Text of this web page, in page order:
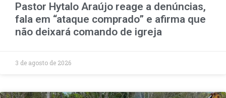
Pastor Hytalo Araújo reage a denúncias,
fala em “ataque comprado” e afirma que
não deixará comando de igreja
3 de agosto de 2026